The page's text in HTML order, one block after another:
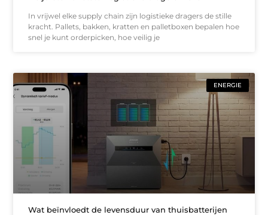
In vrijwel elke supply chain zijn logistieke dragers de stille
kracht. Pallets, bakken, kratten en palletboxen bepalen hoe
snel je kunt orderpicken, hoe veilig je
ENERGIE
Wat beïnvloedt de levensduur van thuisbatterijen